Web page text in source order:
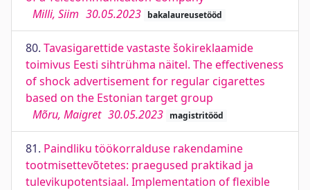
Milli, Siim 30.05.2023 bakalaureusetööd
80. Tavasigarettide vastaste šokireklaamide
toimivus Eesti sihtrühma näitel. The effectiveness
of shock advertisement for regular cigarettes
based on the Estonian target group
Mõru, Maigret 30.05.2023 magistritööd
81. Paindliku töökorralduse rakendamine
tootmisettevõtetes: praegused praktikad ja
tulevikupotentsiaal. Implementation of flexible